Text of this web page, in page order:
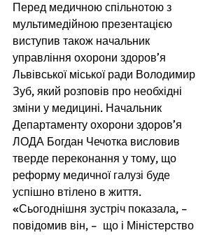
Перед медичною спільнотою з
мультимедійною презентацією
виступив також начальник
управління охорони здоров’я
Львівської міської ради Володимир
Зуб, який розповів про необхідні
зміни у медицині. Начальник
Департаменту охорони здоров’я
ЛОДА Богдан Чечотка висловив
тверде переконання у тому, що
реформу медичної галузі буде
успішно втілено в життя.
«Сьогоднішня зустріч показала, –
повідомив він, –  що і Міністерство